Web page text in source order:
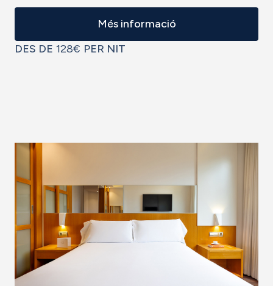
Més informació
DES DE 128€ PER NIT